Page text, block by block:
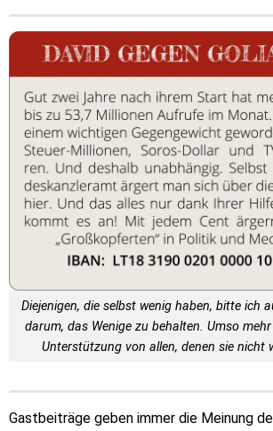
Diejenigen, die selbst wenig haben, bitte ich
darum, das Wenige zu behalten. Umso
Unterstützung von allen, denen sie nicht
Gastbeiträge geben immer die Meinung